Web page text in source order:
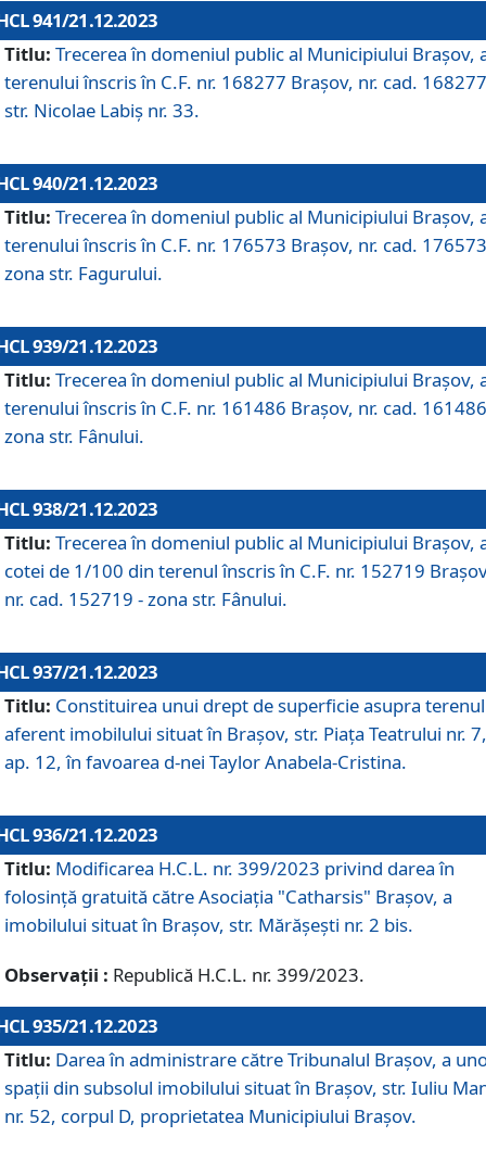
941/21.12.2023
Titlu: Trecerea în domeniul public al Municipiului Braşov,
terenului înscris în C.F. nr. 168277 Brașov, nr. cad.
str. Nicolae Labiș nr. 33.
940/21.12.2023
Titlu: Trecerea în domeniul public al Municipiului Braşov,
terenului înscris în C.F. nr. 176573 Brașov, nr. cad.
zona str. Fagurului.
939/21.12.2023
Titlu: Trecerea în domeniul public al Municipiului Braşov,
terenului înscris în C.F. nr. 161486 Brașov, nr. cad.
zona str. Fânului.
938/21.12.2023
Titlu: Trecerea în domeniul public al Municipiului Braşov,
cotei de 1/100 din terenul înscris în C.F. nr. 152719
nr. cad. 152719 - zona str. Fânului.
937/21.12.2023
Titlu: Constituirea unui drept de superficie asupra
aferent imobilului situat în Brașov, str. Piața Teatrului nr. 7,
ap. 12, în favoarea d-nei Taylor Anabela-Cristina.
936/21.12.2023
Titlu: Modificarea H.C.L. nr. 399/2023 privind darea în
folosinţă gratuită către Asociaţia "Catharsis" Brașov, a
imobilului situat în Braşov, str. Mărăşeşti nr. 2 bis.
Observații : Republică H.C.L. nr. 399/2023.
935/21.12.2023
Titlu: Darea în administrare către Tribunalul Brașov, a
spații din subsolul imobilului situat în Brașov, str. Iuliu
nr. 52, corpul D, proprietatea Municipiului Brașov.